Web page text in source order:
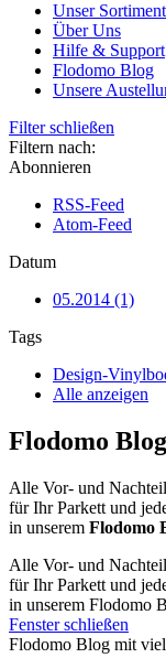
Unser Sortiment
Über Uns
Hilfe & Support
Flodomo Blog
Unsere
Filter schließen
Filtern nach:
Abonnieren
RSS-Feed
Atom-Feed
Datum
05.2014 (1)
Tags
Design-
Alle anzeigen
Flodomo
Alle Vor- und
für Ihr Parkett und
in unserem Flodomo
Alle Vor- und
für Ihr Parkett und
in unserem Flodomo
Fenster schließen
Flodomo Blog mit